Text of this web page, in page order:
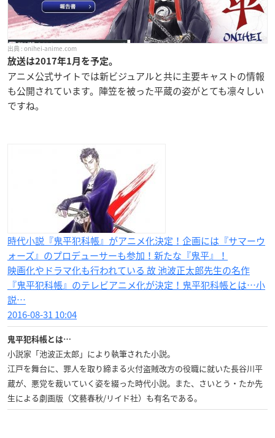
onihei-anime.com
放送は2017年1月を予定。
アニメ公式サイトでは新ビジュアルと共に主要キャストの情報
も公開されています。陣笠を被った平蔵の姿がとても凛々しい
ですね。
時代小説『鬼平犯科帳』がアニメ化決定！企画には『サマーウ
ォーズ』のプロデューサーも参加！新たな『鬼平』！
映画化やドラマ化も行われている 故 池波正太郎先生の名作
『鬼平犯科帳』のテレビアニメ化が決定！鬼平犯科帳とは…小
説…
2016-08-31 10:04
鬼平犯科帳とは…
小説家「池波正太郎」により執筆された小説。
江戸を舞台に、罪人を取り締まる火付盗賊改方の役職に就いた長谷川平
蔵が、悪党を裁いていく姿を綴った時代小説。また、さいとう・たか先
生による劇画版（文藝春秋/リイド社）も有名である。